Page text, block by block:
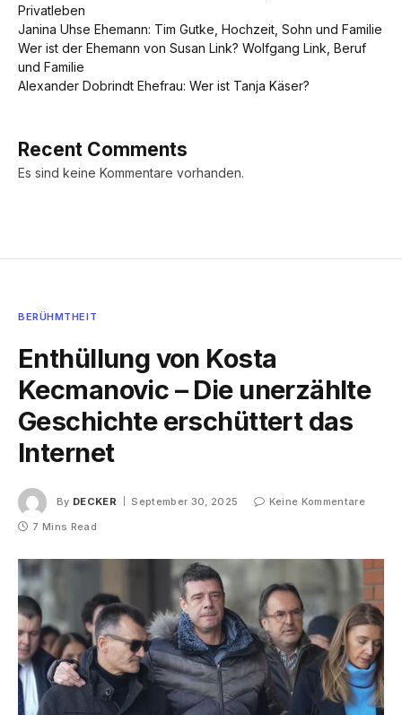
Privatleben
Janina Uhse Ehemann: Tim Gutke, Hochzeit, Sohn und Familie
Wer ist der Ehemann von Susan Link? Wolfgang Link, Beruf
und Familie
Alexander Dobrindt Ehefrau: Wer ist Tanja Käser?
Recent Comments
Es sind keine Kommentare vorhanden.
BERÜHMTHEIT
Enthüllung von Kosta
Kecmanovic – Die unerzählte
Geschichte erschüttert das
Internet
By DECKER September 30, 2025
Keine Kommentare
7 Mins Read